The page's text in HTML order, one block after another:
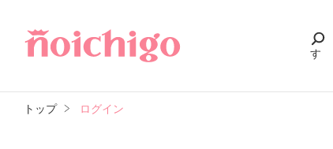
す
トップ ログイン